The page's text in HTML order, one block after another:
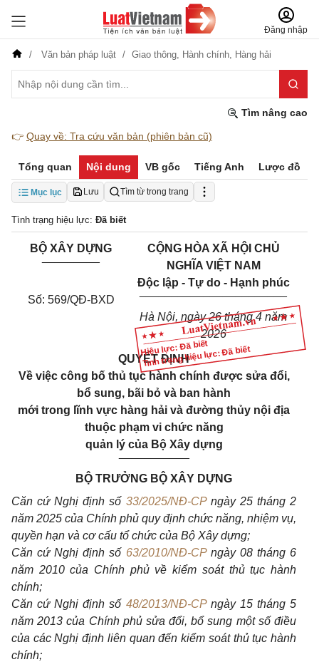
Đăng nhập
Văn bản pháp luật Giao thông, Hành chính, Hàng hải
Tìm nâng cao
👉 Quay về: Tra cứu văn bản (phiên bản cũ)
Tổng quan Nội dung VB gốc Tiếng Anh Lược đồ
Mục lục Lưu Tìm từ trong trang
Tình trạng hiệu lực: Đã biết
Hiệu lực: Đã biết
Tình trạng hiệu lực: Đã biết
BỘ XÂY DỰNG
_________
Số: 569/QĐ-BXD
CỘNG HÒA XÃ HỘI CHỦ
NGHĨA VIỆT NAM
Độc lập - Tự do - Hạnh phúc
_______________________
Hà Nội, ngày 26 tháng 4 năm
2026
QUYẾT ĐỊNH
Về việc công bố thủ tục hành chính được sửa đổi,
bổ sung, bãi bỏ và ban hành
mới trong lĩnh vực hàng hải và đường thủy nội địa
thuộc phạm vi chức năng
quản lý của Bộ Xây dựng
___________
BỘ TRƯỞNG BỘ XÂY DỰNG
Căn cứ Nghị định số 33/2025/NĐ-CPngày 25 tháng 2
năm 2025 của Chính phủ quy định chức năng, nhiệm vụ,
quyền hạn và cơ cấu tổ chức của Bộ Xây dựng;
Căn cứ Nghị định số 63/2010/NĐ-CPngày 08 tháng 6
năm 2010 của Chính phủ về kiểm soát thủ tục hành
chính;
Căn cứ Nghị định số 48/2013/NĐ-CPngày 15 tháng 5
năm 2013 của Chính phủ sửa đổi, bổ sung một số điều
của các Nghị định liên quan đến kiểm soát thủ tục hành
chính;